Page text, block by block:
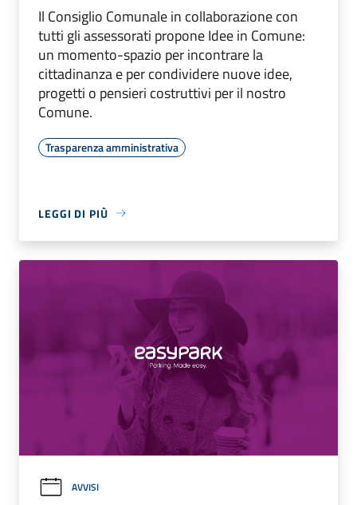
Il Consiglio Comunale in collaborazione con
tutti gli assessorati propone Idee in Comune:
un momento-spazio per incontrare la
cittadinanza e per condividere nuove idee,
progetti o pensieri costruttivi per il nostro
Comune.
Trasparenza amministrativa
LEGGI DI PIÙ
AVVISI